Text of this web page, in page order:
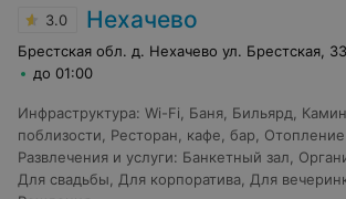
3.0 Нехачево
Брестская обл. д. Нехачево ул. Брестская,
до 01:00
Инфраструктура: Wi-Fi Баня Бильярд Камин
поблизости
Ресторан, кафе, бар
Отопление
Развлечения и услуги: Банкетный зал
Для свадьбы
Для корпоратива Для